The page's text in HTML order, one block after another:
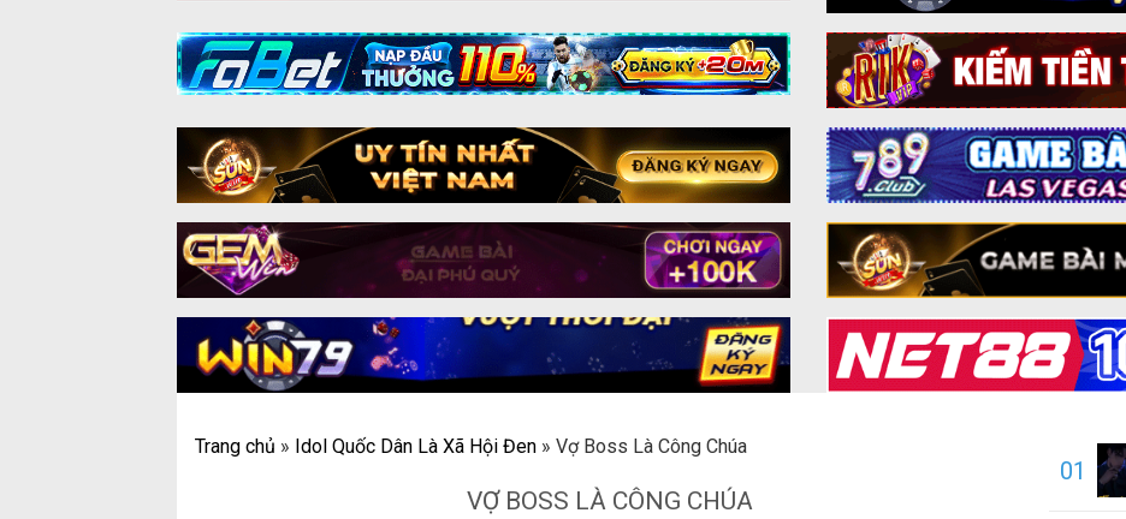
Trang chủ » Idol Quốc Dân Là Xã Hội Đen » Vợ Boss Là Công Chúa
VỢ BOSS LÀ CÔNG CHÚA
01